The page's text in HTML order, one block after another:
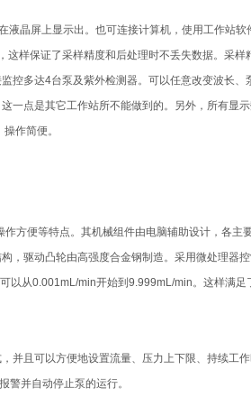
晶屏上显示出。也可连接计算机，使用工作站软
样保证了采样精度和后处理时不丢失数据。采样
控多达4台泵及紫外检测器。可以任意改变波长、
点是其它工作站所不能做到的。另外，所有显
作简便。
方便等特点。其机械组件由电脑辅助设计，各主
驱动凸轮由高强度合金钢制造。采用微处理器
以从0.001mL/min开始到9.999mL/min。这样满足
并且可以方便地设置流量、压力上下限、持续工
报警并自动停止泵的运行。